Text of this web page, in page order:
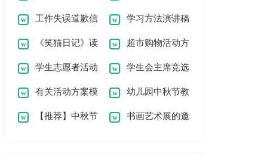
推荐信15篇 集15篇
工作失误道歉信
15篇
学习方法演讲稿
15篇
《笑猫日记》读
后感通用15篇
超市购物活动方
案
学生志愿者活动
策划方案
学生会主席竞选
演讲稿(集锦15篇)
有关活动方案模
板集锦9篇
幼儿园中秋节教
案
【推荐】中秋节 书画艺术展的邀